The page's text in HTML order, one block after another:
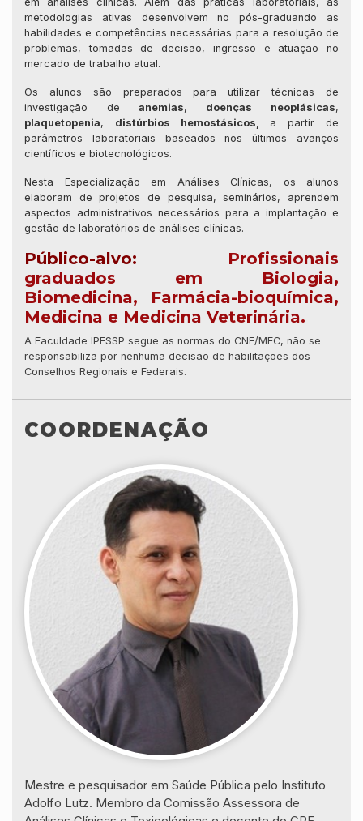
metodologias ativas desenvolvem no pós-graduando as
habilidades e competências necessárias para a resolução de
problemas, tomadas de decisão, ingresso e atuação no
mercado de trabalho atual.
Os alunos são preparados para utilizar técnicas de
investigação de anemias, doenças neoplásicas,
plaquetopenia, distúrbios hemostásicos,
a partir de
parâmetros laboratoriais baseados nos últimos avanços
científicos e biotecnológicos.
Nesta Especialização em Análises Clínicas, os alunos
elaboram de projetos de pesquisa, seminários, aprendem
aspectos administrativos necessários para a implantação e
gestão de laboratórios de análises clínicas.
Público-alvo: Profissionais
graduados em Biologia,
Biomedicina, Farmácia-bioquímica,
Medicina e Medicina Veterinária.
A Faculdade IPESSP segue as normas do CNE/MEC, não se
responsabiliza por nenhuma decisão de habilitações dos
Conselhos Regionais e Federais.
COORDENAÇÃO
Mestre e pesquisador em Saúde Pública pelo Instituto
Adolfo Lutz. Membro da Comissão Assessora de